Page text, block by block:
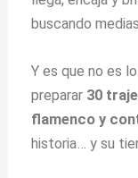
buscando
Y es que no es
preparar 30
flamenco y
historia… y su